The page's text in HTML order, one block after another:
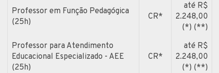
Professor em Função Pedagógica
(25h)
CR*
até R$
2.248,00
(*) (**)
Professor para Atendimento
Educacional Especializado - AEE
(25h)
CR*
até R$
2.248,00
(*) (**)